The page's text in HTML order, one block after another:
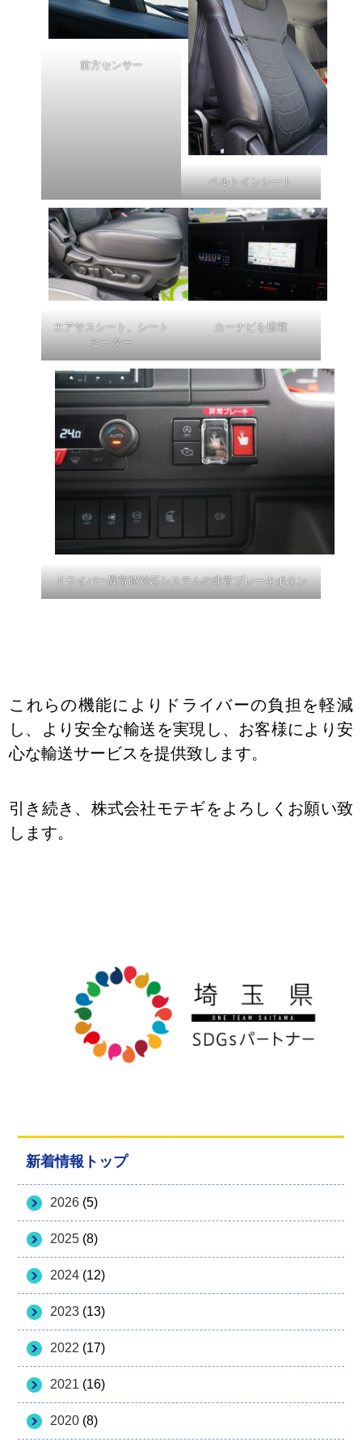
新着情報トップ
2026 (5)
2025 (8)
2024 (12)
2023 (13)
2022 (17)
2021 (16)
2020 (8)
前方センサー
ベルトインシート
エアサスシート、シート
ヒーター
カーナビを搭載
ドライバー異常時対応システムの非常ブレーキボタン
これらの機能によりドライバーの負担を軽減
し、より安全な輸送を実現し、お客様により安
心な輸送サービスを提供致します。
引き続き、株式会社モテギをよろしくお願い致
します。